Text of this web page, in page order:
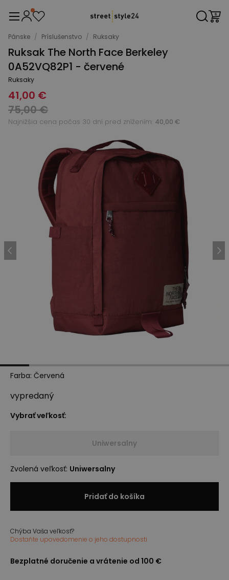
Pánske / Príslušenstvo / Ruksaky
Ruksak The North Face Berkeley
0A52VQ82P1 - červené
Ruksaky
41,00 €
75,00 €
Najnižšia cena počas 30 dní pred znížením: 40,00 €
Farba: Červená
vypredaný
Vybrať veľkosť:
Uniwersalny
Zvolená veľkosť: Uniwersalny
Pridať do košíka
Chýba Vaša veľkosť?
Dostaňte upovedomenie o jeho dostupnosti
Bezplatné doručenie a vrátenie od 100 €